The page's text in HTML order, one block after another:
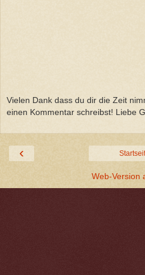
Vielen Dank dass du dir die Zeit
einen Kommentar schreibst! Liebe
‹
Web-Version